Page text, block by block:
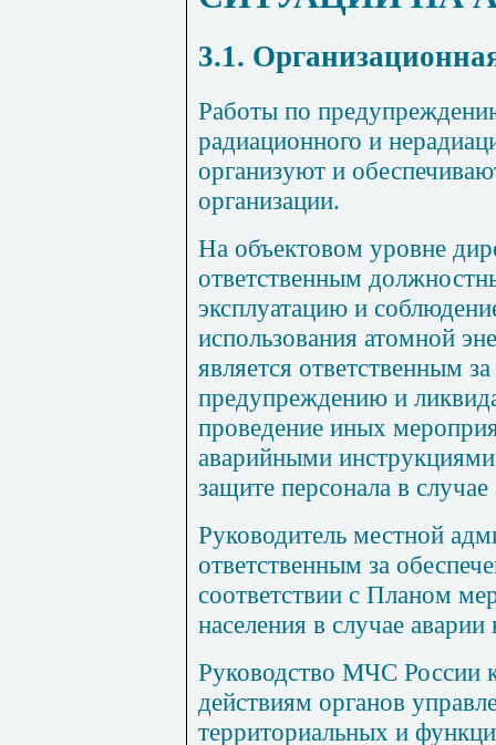
3.1.
Работы по
радиационного и
организуют и
организации.
На объектовом уровне
ответственным
эксплуатацию и
использования атомной
является ответственным
предупреждению и
проведение иных
аварийными
защите персонала в
Руководитель местной
ответственным за
соответствии с Планом
населения в случае
Руководство МЧС России
действиям органов
территориальных и